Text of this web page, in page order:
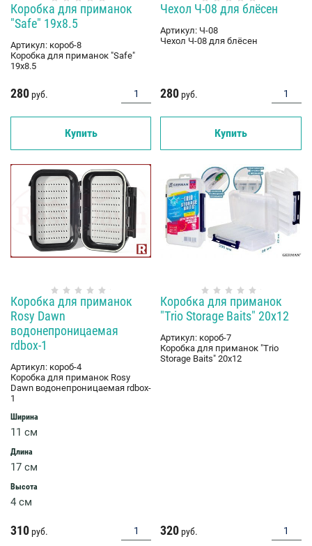
Коробка для приманок
"Safe" 19x8.5
Артикул: короб-8
Коробка для приманок "Safe"
19x8.5
280 руб.
Купить
Чехол Ч-08 для блёсен
Артикул: Ч-08
Чехол Ч-08 для блёсен
280 руб.
Купить
Коробка для приманок
Rosy Dawn
водонепроницаемая
rdbox-1
Артикул: короб-4
Коробка для приманок Rosy
Dawn водонепроницаемая rdbox-
1
Ширина
11 см
Длина
17 см
Высота
4 см
310 руб.
Коробка для приманок
"Trio Storage Baits" 20x12
Артикул: короб-7
Коробка для приманок "Trio
Storage Baits" 20x12
320 руб.